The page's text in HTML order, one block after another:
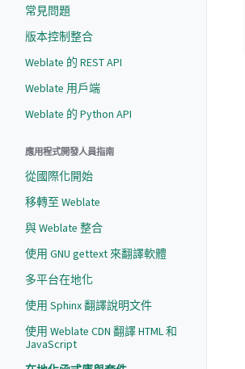
常見問題
版本控制整合
Weblate 的 REST API
Weblate 用戶端
Weblate 的 Python API
應用程式開發人員指南
從國際化開始
移轉至 Weblate
與 Weblate 整合
使用 GNU gettext 來翻譯軟體
多平台在地化
使用 Sphinx 翻譯說明文件
使用 Weblate CDN 翻譯 HTML 和
JavaScript